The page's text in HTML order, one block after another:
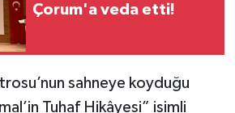
Çorum'a veda etti!
sahneye koyduğu
Tuhaf Hikâyesi” isimli